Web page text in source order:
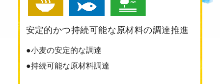
安定的かつ持続可能な原材料の調達推進
●小麦の安定的な調達
●持続可能な原材料調達